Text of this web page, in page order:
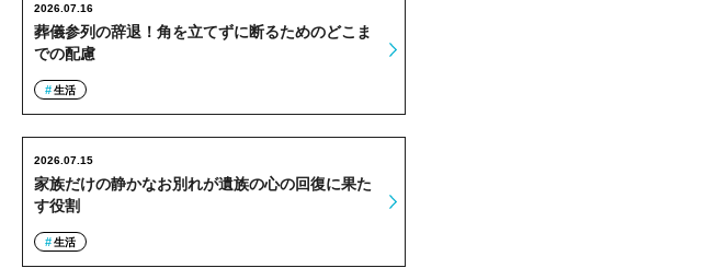
葬儀参列の辞退！角を立てずに断るためのどこま
での配慮
2026.07.16
生活
家族だけの静かなお別れが遺族の心の回復に果た
す役割
2026.07.15
生活